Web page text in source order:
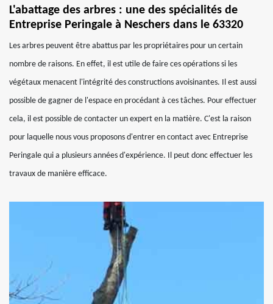
L'abattage des arbres : une des spécialités de
Entreprise Peringale à Neschers dans le 63320
Les arbres peuvent être abattus par les propriétaires pour un certain
nombre de raisons. En effet, il est utile de faire ces opérations si les
végétaux menacent l'intégrité des constructions avoisinantes. Il est aussi
possible de gagner de l'espace en procédant à ces tâches. Pour effectuer
cela, il est possible de contacter un expert en la matière. C'est la raison
pour laquelle nous vous proposons d'entrer en contact avec Entreprise
Peringale qui a plusieurs années d'expérience. Il peut donc effectuer les
travaux de manière efficace.